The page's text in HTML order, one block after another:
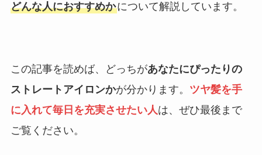
どんな人におすすめかについて解説しています。
この記事を読めば、どっちがあなたにぴったりの
ストレートアイロンかが分かります。 ツヤ髪を手
に入れて毎日を充実させたい人は、ぜひ最後まで
ご覧ください。